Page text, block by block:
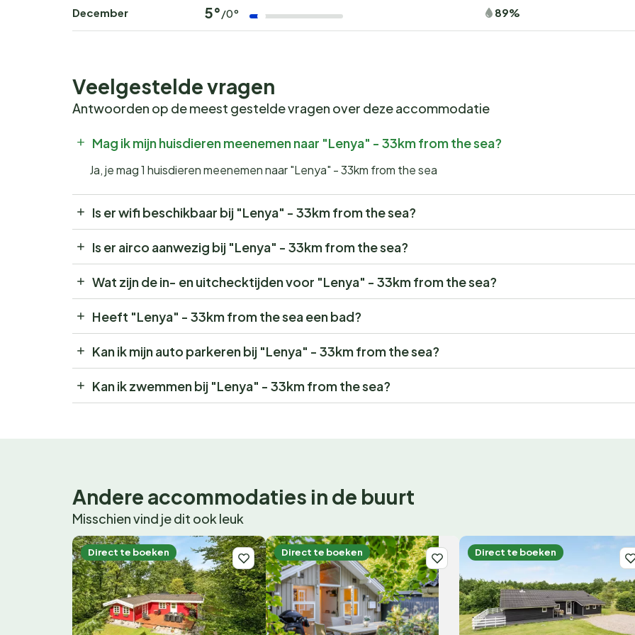
December 5° /0° 89%
Veelgestelde vragen
Antwoorden op de meest gestelde vragen over deze accommodatie
Mag ik mijn huisdieren meenemen naar "Lenya" - 33km from the sea?
Ja, je mag 1 huisdieren meenemen naar "Lenya" - 33km from the sea
Is er wifi beschikbaar bij "Lenya" - 33km from the sea?
Is er airco aanwezig bij "Lenya" - 33km from the sea?
Wat zijn de in- en uitchecktijden voor "Lenya" - 33km from the sea?
Heeft "Lenya" - 33km from the sea een bad?
Kan ik mijn auto parkeren bij "Lenya" - 33km from the sea?
Kan ik zwemmen bij "Lenya" - 33km from the sea?
Andere accommodaties in de buurt
Misschien vind je dit ook leuk
Direct te boeken Direct te boeken Direct te boeken